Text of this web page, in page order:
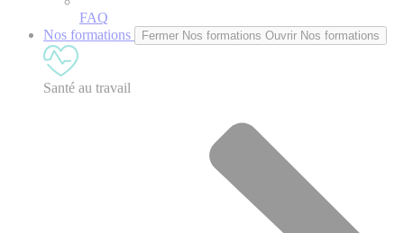
FAQ
Nos formations
Fermer Nos formations Ouvrir Nos formations
Santé au travail